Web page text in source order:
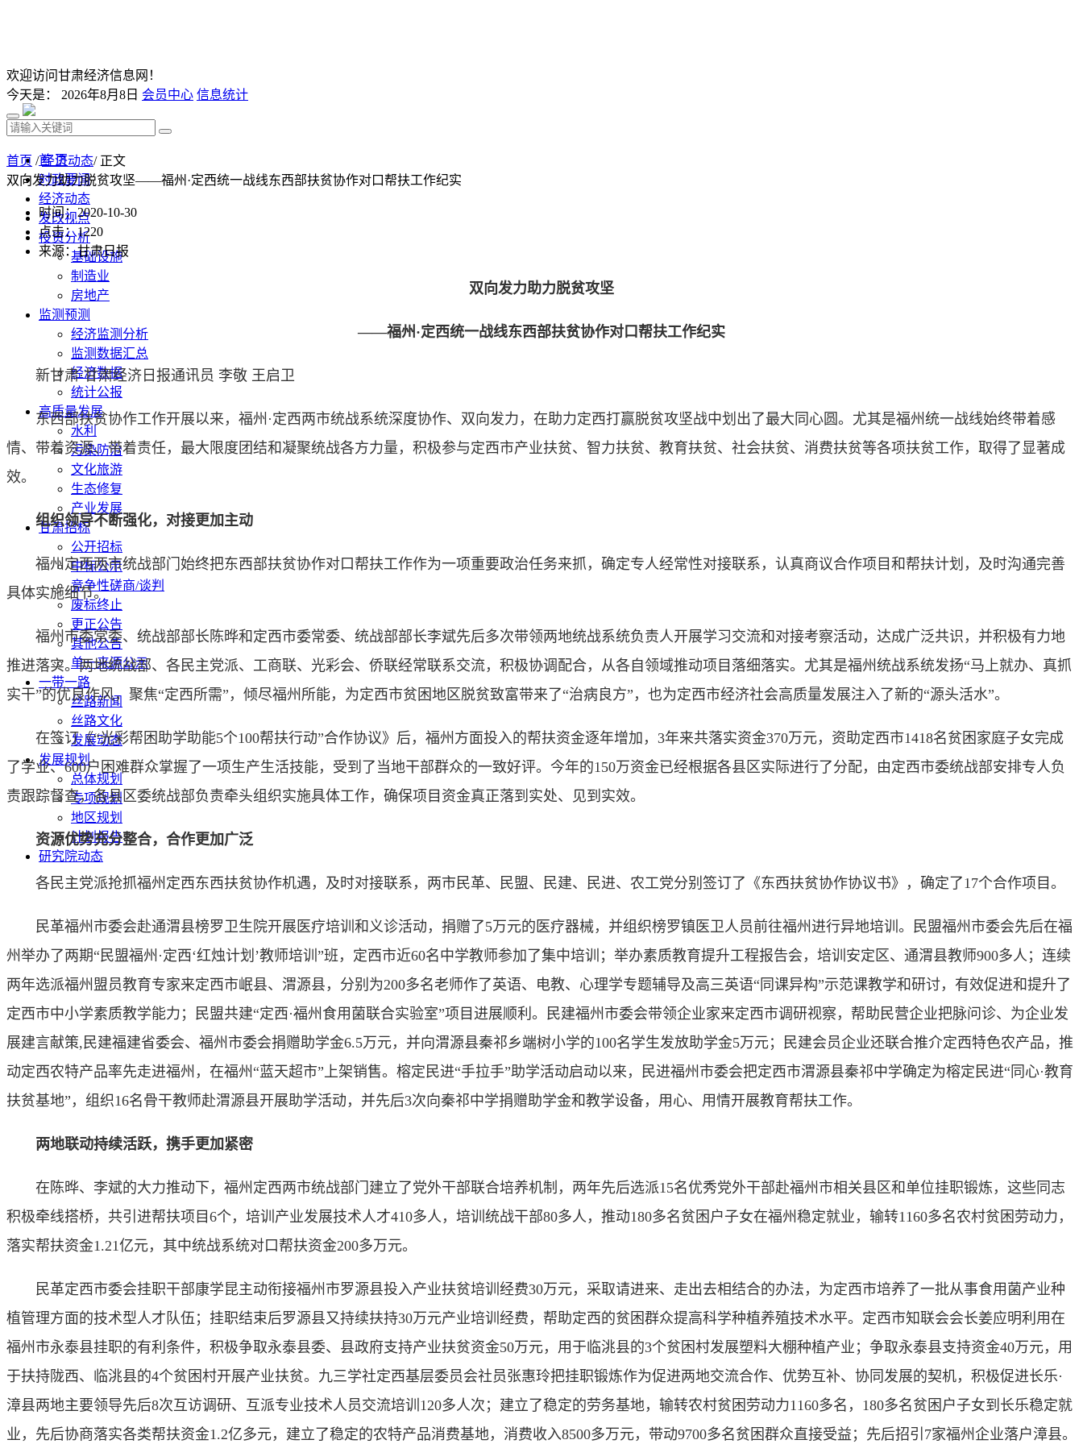
欢迎访问甘肃经济信息网！
今天是： 2026年8月8日 会员中心 信息统计
首 页
时政要闻
经济动态
发改视点
投资分析
基础设施
制造业
房地产
监测预测
经济监测分析
监测数据汇总
经济数据
统计公报
高质量发展
水利
污染防治
文化旅游
生态修复
产业发展
甘肃招标
公开招标
中标公示
竞争性磋商/谈判
废标终止
更正公告
其他公告
单一来源公示
一带一路
丝路新闻
丝路文化
发展动态
发展规划
总体规划
专项规划
地区规划
计划报告
研究院动态
首页 /经济动态/ 正文
双向发力助力脱贫攻坚——福州·定西统一战线东西部扶贫协作对口帮扶工作纪实
时间：2020-10-30
点击：1220
来源：甘肃日报
双向发力助力脱贫攻坚
——福州·定西统一战线东西部扶贫协作对口帮扶工作纪实
新甘肃·甘肃经济日报通讯员 李敬 王启卫
东西部扶贫协作工作开展以来，福州·定西两市统战系统深度协作、双向发力，在助力定西打赢脱贫攻坚战中划出了最大同心圆。尤其是福州统一战线始终带着感
情、带着资源、带着责任，最大限度团结和凝聚统战各方力量，积极参与定西市产业扶贫、智力扶贫、教育扶贫、社会扶贫、消费扶贫等各项扶贫工作，取得了显著成
效。
组织领导不断强化，对接更加主动
福州定西两市统战部门始终把东西部扶贫协作对口帮扶工作作为一项重要政治任务来抓，确定专人经常性对接联系，认真商议合作项目和帮扶计划，及时沟通完善
具体实施细节。
福州市委常委、统战部部长陈晔和定西市委常委、统战部部长李斌先后多次带领两地统战系统负责人开展学习交流和对接考察活动，达成广泛共识，并积极有力地
推进落实。两地统战部、各民主党派、工商联、光彩会、侨联经常联系交流，积极协调配合，从各自领域推动项目落细落实。尤其是福州统战系统发扬“马上就办、真抓
实干”的优良作风，聚焦“定西所需”，倾尽福州所能，为定西市贫困地区脱贫致富带来了“治病良方”，也为定西市经济社会高质量发展注入了新的“源头活水”。
在签订《“光彩帮困助学助能5个100帮扶行动”合作协议》后，福州方面投入的帮扶资金逐年增加，3年来共落实资金370万元，资助定西市1418名贫困家庭子女完成
了学业、600户困难群众掌握了一项生产生活技能，受到了当地干部群众的一致好评。今年的150万资金已经根据各县区实际进行了分配，由定西市委统战部安排专人负
责跟踪督查，各县区委统战部负责牵头组织实施具体工作，确保项目资金真正落到实处、见到实效。
资源优势充分整合，合作更加广泛
各民主党派抢抓福州定西东西扶贫协作机遇，及时对接联系，两市民革、民盟、民建、民进、农工党分别签订了《东西扶贫协作协议书》，确定了17个合作项目。
民革福州市委会赴通渭县榜罗卫生院开展医疗培训和义诊活动，捐赠了5万元的医疗器械，并组织榜罗镇医卫人员前往福州进行异地培训。民盟福州市委会先后在福
州举办了两期“民盟福州·定西‘红烛计划’教师培训”班，定西市近60名中学教师参加了集中培训；举办素质教育提升工程报告会，培训安定区、通渭县教师900多人；连续
两年选派福州盟员教育专家来定西市岷县、渭源县，分别为200多名老师作了英语、电教、心理学专题辅导及高三英语“同课异构”示范课教学和研讨，有效促进和提升了
定西市中小学素质教学能力；民盟共建“定西·福州食用菌联合实验室”项目进展顺利。民建福州市委会带领企业家来定西市调研视察，帮助民营企业把脉问诊、为企业发
展建言献策,民建福建省委会、福州市委会捐赠助学金6.5万元，并向渭源县秦祁乡端树小学的100名学生发放助学金5万元；民建会员企业还联合推介定西特色农产品，推
动定西农特产品率先走进福州，在福州“蓝天超市”上架销售。榕定民进“手拉手”助学活动启动以来，民进福州市委会把定西市渭源县秦祁中学确定为榕定民进“同心·教育
扶贫基地”，组织16名骨干教师赴渭源县开展助学活动，并先后3次向秦祁中学捐赠助学金和教学设备，用心、用情开展教育帮扶工作。
两地联动持续活跃，携手更加紧密
在陈晔、李斌的大力推动下，福州定西两市统战部门建立了党外干部联合培养机制，两年先后选派15名优秀党外干部赴福州市相关县区和单位挂职锻炼，这些同志
积极牵线搭桥，共引进帮扶项目6个，培训产业发展技术人才410多人，培训统战干部80多人，推动180多名贫困户子女在福州稳定就业，输转1160多名农村贫困劳动力，
落实帮扶资金1.21亿元，其中统战系统对口帮扶资金200多万元。
民革定西市委会挂职干部康学昆主动衔接福州市罗源县投入产业扶贫培训经费30万元，采取请进来、走出去相结合的办法，为定西市培养了一批从事食用菌产业种
植管理方面的技术型人才队伍；挂职结束后罗源县又持续扶持30万元产业培训经费，帮助定西的贫困群众提高科学种植养殖技术水平。定西市知联会会长姜应明利用在
福州市永泰县挂职的有利条件，积极争取永泰县委、县政府支持产业扶贫资金50万元，用于临洮县的3个贫困村发展塑料大棚种植产业；争取永泰县支持资金40万元，用
于扶持陇西、临洮县的4个贫困村开展产业扶贫。九三学社定西基层委员会社员张惠玲把挂职锻炼作为促进两地交流合作、优势互补、协同发展的契机，积极促进长乐·
漳县两地主要领导先后8次互访调研、互派专业技术人员交流培训120多人次；建立了稳定的劳务基地，输转农村贫困劳动力1160多名，180多名贫困户子女到长乐稳定就
业，先后协商落实各类帮扶资金1.2亿多元，建立了稳定的农特产品消费基地，消费收入8500多万元，带动9700多名贫困群众直接受益；先后招引7家福州企业落户漳县。